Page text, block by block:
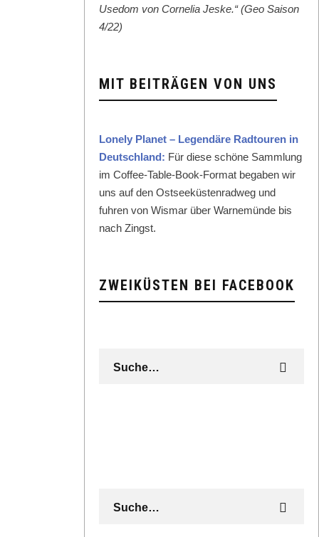
Use­dom von Cor­nelia Jeske.“ (Geo Sai­son
4/22)
MIT BEITRÄGEN VON UNS
Lone­ly Plan­et – Leg­endäre Rad­touren in
Deutsch­land: Für diese schöne Samm­lung
im Cof­fee-Table-Book-For­mat begaben wir
uns auf den Ost­seeküsten­rad­weg und
fuhren von Wis­mar über Warnemünde bis
nach Zingst.
ZWEIKÜSTEN BEI FACEBOOK